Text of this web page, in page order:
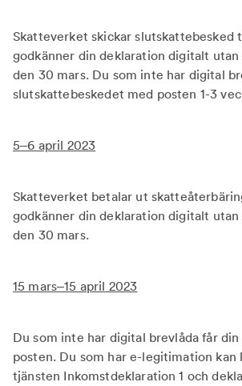
Skatteverket skickar slutskattebesked
godkänner din deklaration digitalt utan
den 30 mars. Du som inte har digital
slutskattebeskedet med posten 1-3
5–6 april 2023
Skatteverket betalar ut
godkänner din deklaration digitalt utan
den 30 mars.
15 mars–15 april 2023
Du som inte har digital brevlåda får
posten. Du som har e-legitimation kan
tjänsten Inkomstdeklaration 1 och